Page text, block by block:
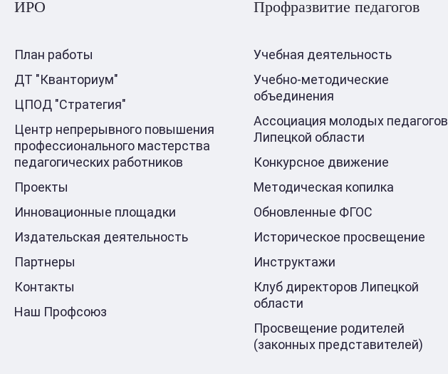
ИРО
План работы
ДТ "Кванториум"
ЦПОД "Стратегия"
Центр непрерывного повышения
профессионального мастерства
педагогических работников
Проекты
Инновационные площадки
Издательская деятельность
Партнеры
Контакты
Наш Профсоюз
Профразвитие педагогов
Учебная деятельность
Учебно-методические
объединения
Ассоциация молодых педагогов
Липецкой области
Конкурсное движение
Методическая копилка
Обновленные ФГОС
Историческое просвещение
Инструктажи
Клуб директоров Липецкой
области
Просвещение родителей
(законных представителей)